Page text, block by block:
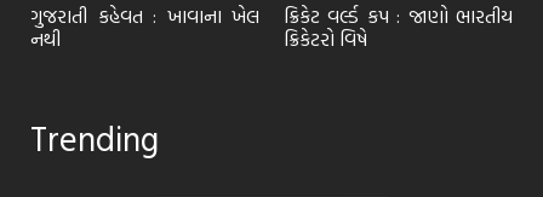
ગુજરાતી કહેવત : ખાવાના ખેલ
નથી
ક્રિકેટ વર્લ્ડ કપ : જાણો ભારતીય
ક્રિકેટરો વિષે
Trending